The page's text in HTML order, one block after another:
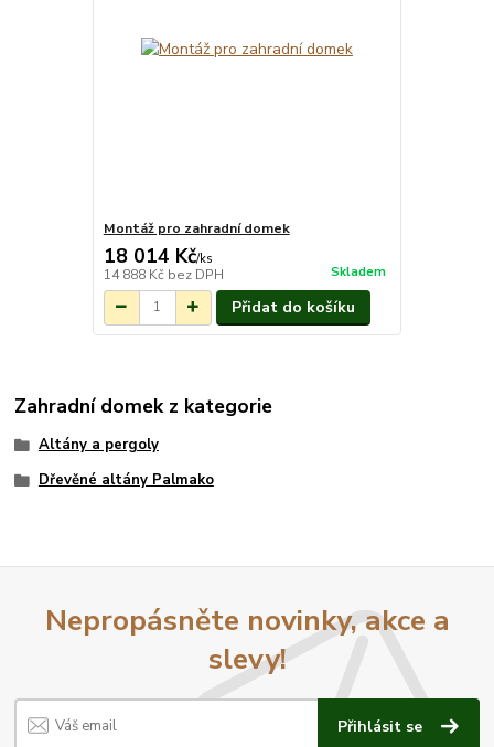
Montáž pro zahradní domek
18 014 Kč/ks
14 888 Kč bez DPH Skladem
Přidat do košíku
Zahradní domek z kategorie
Altány a pergoly
Dřevěné altány Palmako
Nepropásněte novinky, akce a
slevy!
Přihlásit se